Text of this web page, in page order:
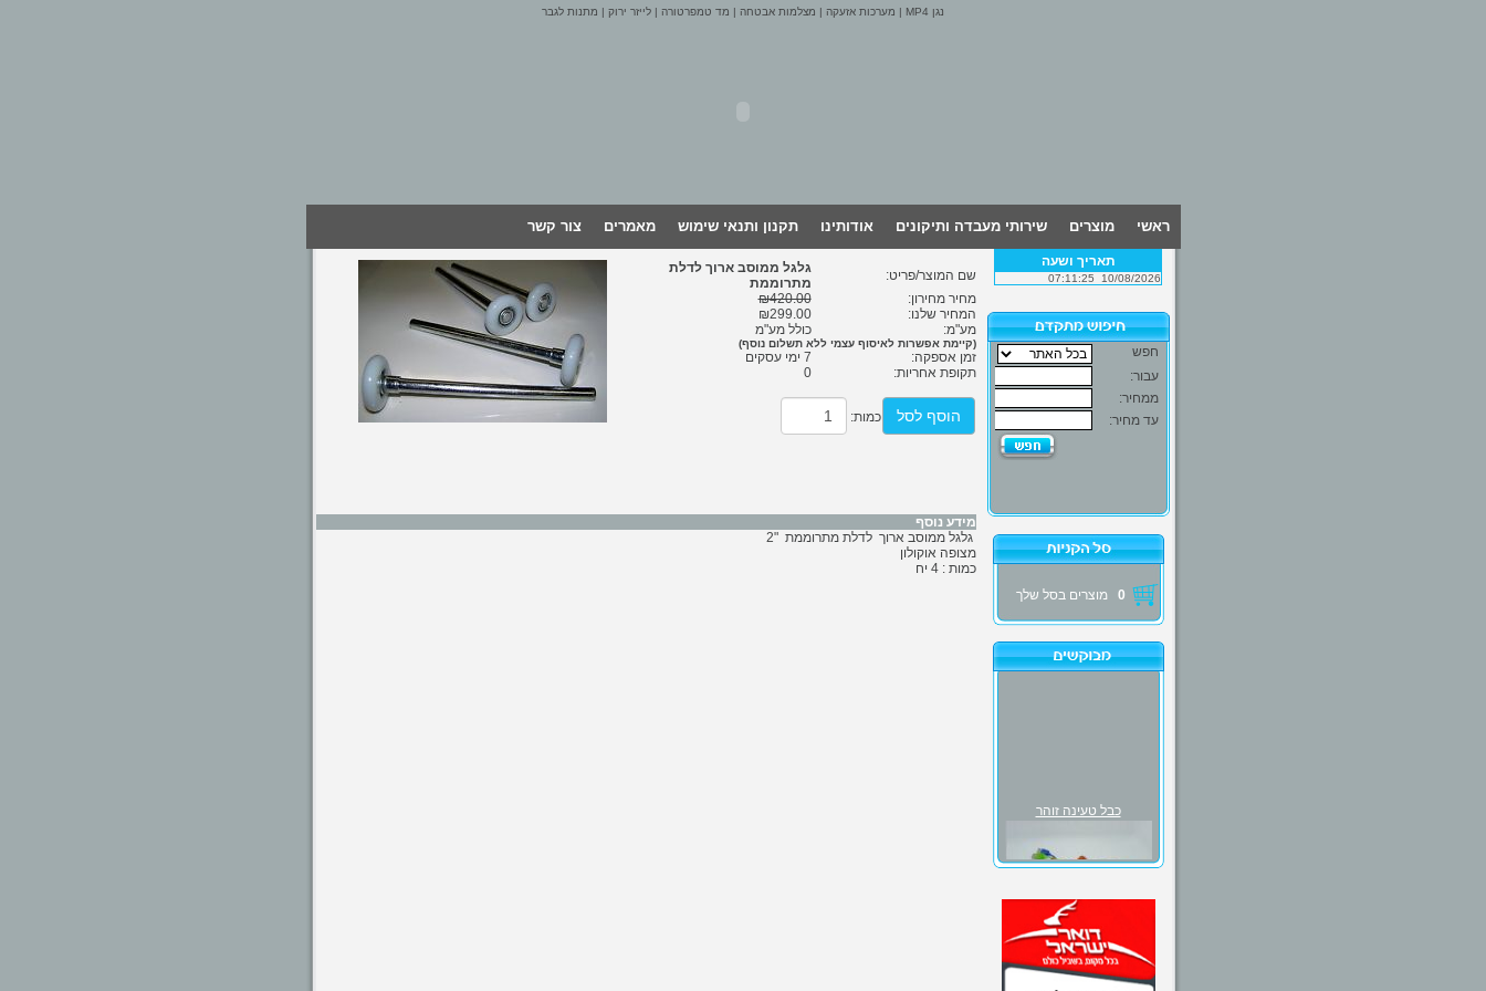
נגן MP4 | מערכות אזעקה | מצלמות אבטחה | מד טמפרטורה | לייזר ירוק | מתנות לגבר
ראשי מוצרים שירותי מעבדה ותיקונים אודותינו תקנון ותנאי שימוש מאמרים צור קשר
תאריך ושעה
10/08/2026
07:11:25
0 מוצרים בסל שלך
כבל טעינה זוהר
₪30.00
שם המוצר/פריט:
גלגל ממוסב ארוך לדלת
מתרוממת
מחיר מחירון:
₪420.00
המחיר שלנו:
₪299.00
מע"מ:
כולל מע"מ
(קיימת אפשרות לאיסוף עצמי ללא תשלום נוסף)
זמן אספקה:
7 ימי עסקים
תקופת אחריות:
0
הוסף לסל כמות:
מידע נוסף
גלגל ממוסב ארוך לדלת מתרוממת "2
מצופה אוקולון
כמות : 4 יח